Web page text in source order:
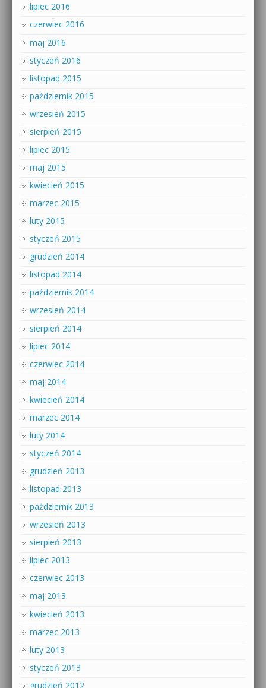
lipiec 2016
czerwiec 2016
maj 2016
styczeń 2016
listopad 2015
październik 2015
wrzesień 2015
sierpień 2015
lipiec 2015
maj 2015
kwiecień 2015
marzec 2015
luty 2015
styczeń 2015
grudzień 2014
listopad 2014
październik 2014
wrzesień 2014
sierpień 2014
lipiec 2014
czerwiec 2014
maj 2014
kwiecień 2014
marzec 2014
luty 2014
styczeń 2014
grudzień 2013
listopad 2013
październik 2013
wrzesień 2013
sierpień 2013
lipiec 2013
czerwiec 2013
maj 2013
kwiecień 2013
marzec 2013
luty 2013
styczeń 2013
grudzień 2012